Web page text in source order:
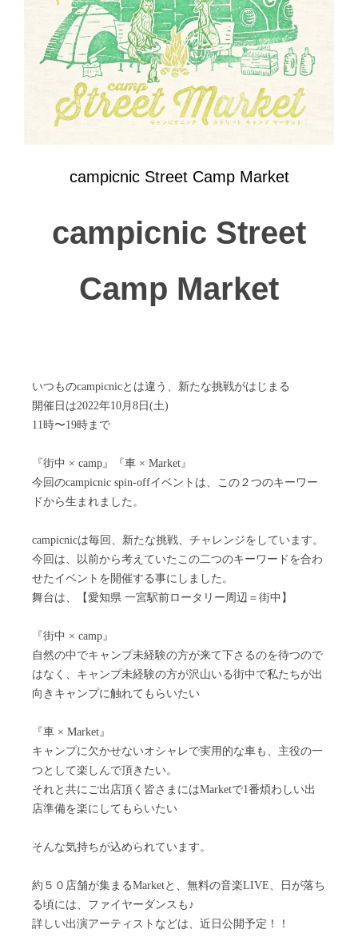
campicnic Street Camp Market
campicnic Street
Camp Market
いつものcampicnicとは違う、新たな挑戦がはじまる
開催日は2022年10月8日(土)
11時〜19時まで
『街中 × camp』『車 × Market』
今回のcampicnic spin-offイベントは、この２つのキーワー
ドから生まれました。
campicnicは毎回、新たな挑戦、チャレンジをしています。
今回は、以前から考えていたこの二つのキーワードを合わ
せたイベントを開催する事にしました。
舞台は、【愛知県 一宮駅前ロータリー周辺＝街中】
『街中 × camp』
自然の中でキャンプ未経験の方が来て下さるのを待つので
はなく、キャンプ未経験の方が沢山いる街中で私たちが出
向きキャンプに触れてもらいたい
『車 × Market』
キャンプに欠かせないオシャレで実用的な車も、主役の一
つとして楽しんで頂きたい。
それと共にご出店頂く皆さまにはMarketで1番煩わしい出
店準備を楽にしてもらいたい
そんな気持ちが込められています。
約５０店舗が集まるMarketと、無料の音楽LIVE、日が落ち
る頃には、ファイヤーダンスも♪
詳しい出演アーティストなどは、近日公開予定！！